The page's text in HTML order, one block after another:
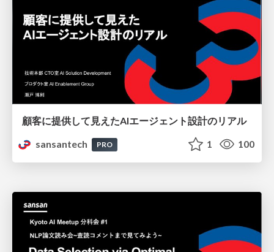
顧客に提供して見えたAIエージェント設計のリアル
sansantech
PRO 1 100